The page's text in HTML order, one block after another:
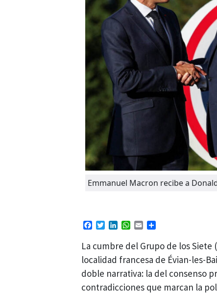
Emmanuel Macron recibe a
Facebook
TwitterLinkedIn
WhatsApp
Email
La cumbre del Grupo de los Siete
localidad francesa de Évian-les-
doble narrativa: la del consenso
contradicciones que marcan la